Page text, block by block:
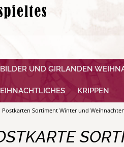
UND GIRLANDEN
KRIPPEN
Postkarten Sortiment Winter und